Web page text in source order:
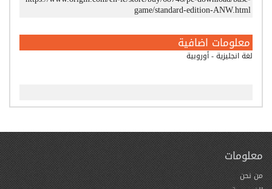
game/standard-edition-ANW.html
معلومات اضافية
لغة انجليزية - أوروبية
معلومات
من نحن